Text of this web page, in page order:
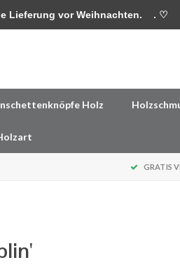
Holz
GRATIS
Lieferung vor Weihnachten. . ♡